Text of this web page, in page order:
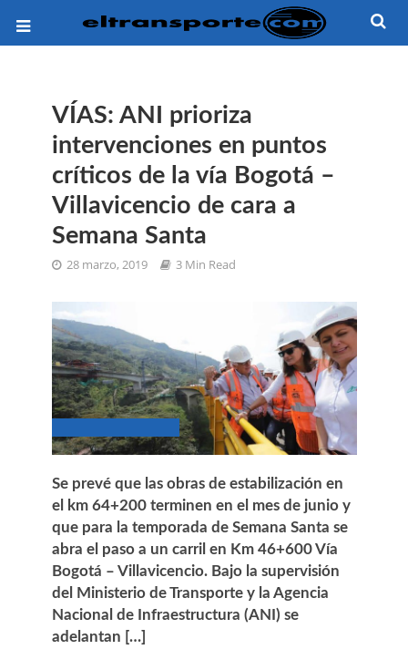
VÍAS: ANI prioriza
intervenciones en puntos
críticos de la vía Bogotá –
Villavicencio de cara a
Semana Santa
28 marzo, 2019 3 Min Read
Se prevé que las obras de estabilización en
el km 64+200 terminen en el mes de junio y
que para la temporada de Semana Santa se
abra el paso a un carril en Km 46+600 Vía
Bogotá – Villavicencio. Bajo la supervisión
del Ministerio de Transporte y la Agencia
Nacional de Infraestructura (ANI) se
adelantan […]